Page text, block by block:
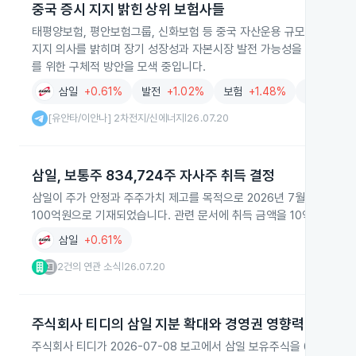
중국 증시 지지 밝힌 상위 보험사들
태평양보험, 평안보험그룹, 신화보험 등 중국 자산운용 규모 상위 3
지지 의사를 밝히며 장기 성장성과 자본시장 발전 가능성을 긍정적으
를 위한 구체적 방안을 모색 중입니다.
삼일 +0.61% 발전 +1.02% 보험 +1.48%
[유안타/이안나] 2차전지/신에너지 26.07.20
삼일, 보통주 834,724주 자사주 취득 결정
삼일이 주가 안정과 주주가치 제고를 목적으로 2026년 7월 21일부
100억원으로 기재되었습니다. 관련 문서에 취득 금액을 10억원으로
삼일 +0.61%
2건의 연관 소식 26.07.20
주식회사 티디의 삼일 지분 확대와 경영권 영향력
주식회사 티디가 2026-07-08 보고에서 삼일 보유주식을